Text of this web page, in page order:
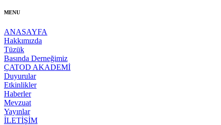
MENU
ANASAYFA
Hakkımızda
Tüzük
Basında Derneğimiz
ÇATOD AKADEMİ
Duyurular
Etkinlikler
Haberler
Mevzuat
Yayınlar
İLETİŞİM